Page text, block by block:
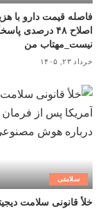
فاصله قیمت دارو با
اصلاح ۴۸
نیست_مهتاب من
خرداد ۲۳, ۱۴۰۵
سلامتی
خلأ قانونی سلامت